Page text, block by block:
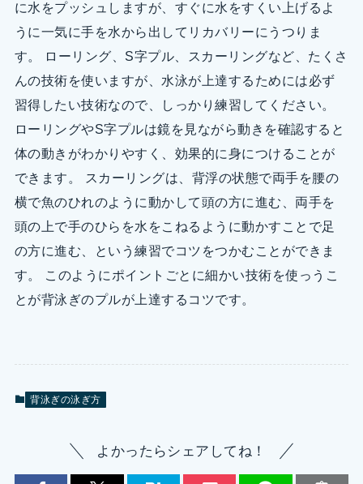
に水をプッシュしますが、すぐに水をすくい上げるよ
うに一気に手を水から出してリカバリーにうつりま
す。 ローリング、S字プル、スカーリングなど、たくさ
んの技術を使いますが、水泳が上達するためには必ず
習得したい技術なので、しっかり練習してください。
ローリングやS字プルは鏡を見ながら動きを確認すると
体の動きがわかりやすく、効果的に身につけることが
できます。 スカーリングは、背浮の状態で両手を腰の
横で魚のひれのように動かして頭の方に進む、両手を
頭の上で手のひらを水をこねるように動かすことで足
の方に進む、という練習でコツをつかむことができま
す。 このようにポイントごとに細かい技術を使っうこ
とが背泳ぎのプルが上達するコツです。
背泳ぎの泳ぎ方
よかったらシェアしてね！